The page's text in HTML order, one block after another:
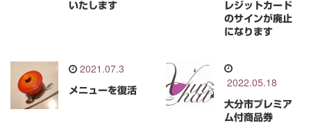
いたします
レジットカード
のサインが廃止
になります
2021.07.3
メニューを復活
2022.05.18
大分市プレミア
ム付商品券